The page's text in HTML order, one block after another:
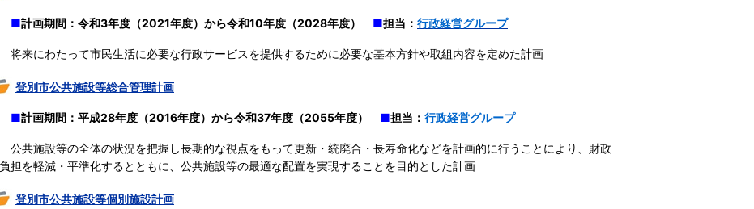
■計画期間：令和3年度（2021年度）から令和10年度（2028年度） ■担当： 行政経営グループ
将来にわたって市民生活に必要な行政サービスを提供するために必要な基本方針や取組内容を定めた計画
登別市公共施設等総合管理計画
■計画期間：平成28年度（2016年度）から令和37年度（2055年度） ■担当： 行政経営グループ
公共施設等の全体の状況を把握し長期的な視点をもって更新・統廃合・長寿命化などを計画的に行うことにより、財政
負担を軽減・平準化するとともに、公共施設等の最適な配置を実現することを目的とした計画
登別市公共施設等個別施設計画